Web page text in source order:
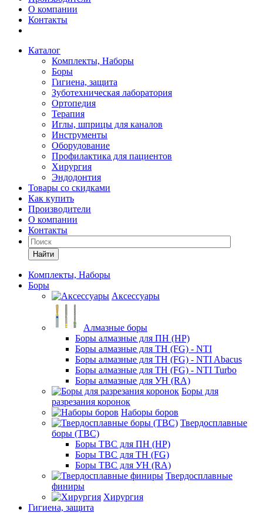
О компании
Контакты
Каталог
Комплекты, Наборы
Боры
Гигиена, защита
Зуботехническая лаборатория
Ортопедия
Терапия
Иглы, шприцы для каналов
Инструменты
Оборудование
Профилактика для пациентов
Хирургия
Эндодонтия
Товары со скидками
Как купить
Производители
О компании
Контакты
Найти
Комплекты, Наборы
Боры
Аксессуары
Алмазные боры
Боры алмазные для ПН (HP)
Боры алмазные для ТН (FG) - NTI
Боры алмазные для ТН (FG) - NTI Abacus
Боры алмазные для ТН (FG) - NTI Turbo
Боры алмазные для УН (RA)
Боры для
разрезания коронок
Наборы боров
Твердосплавные
боры (ТВС)
Боры ТВС для ПН (HP)
Боры ТВС для ТН (FG)
Боры ТВС для УН (RA)
Твердосплавные
финиры
Хирургия
Гигиена, защита